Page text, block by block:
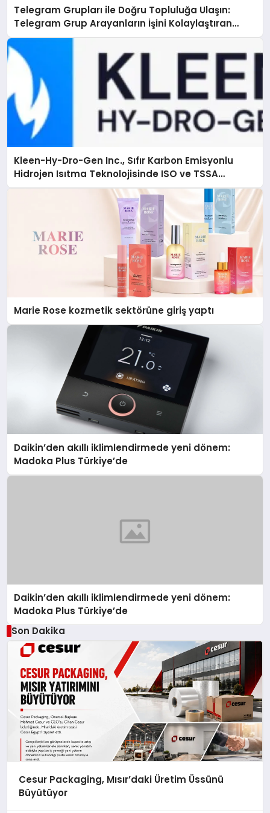
Telegram Grupları ile Doğru Topluluğa Ulaşın:
Telegram Grup Arayanların İşini Kolaylaştıran
Çözüm
Kleen-Hy-Dro-Gen Inc., Sıfır Karbon Emisyonlu
Hidrojen Isıtma Teknolojisinde ISO ve TSSA
Düzenleyici Onaylarını Aldı
Marie Rose kozmetik sektörüne giriş yaptı
Daikin’den akıllı iklimlendirmede yeni dönem:
Madoka Plus Türkiye’de
Daikin’den akıllı iklimlendirmede yeni dönem:
Madoka Plus Türkiye’de
Son Dakika
Cesur Packaging, Mısır’daki Üretim Üssünü
Büyütüyor